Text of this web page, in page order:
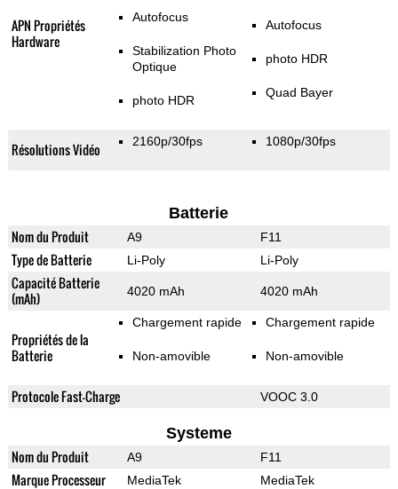
APN Propriétés
Hardware
Autofocus
Stabilization Photo
Optique
photo HDR
Autofocus
photo HDR
Quad Bayer
Résolutions Vidéo 2160p/30fps 1080p/30fps
Batterie
Nom du Produit A9 F11
Type de Batterie Li-Poly Li-Poly
Capacité Batterie
(mAh)
4020 mAh 4020 mAh
Propriétés de la
Batterie
Chargement rapide
Non-amovible
Chargement rapide
Non-amovible
Protocole Fast-Charge VOOC 3.0
Systeme
Nom du Produit A9 F11
Marque Processeur MediaTek MediaTek